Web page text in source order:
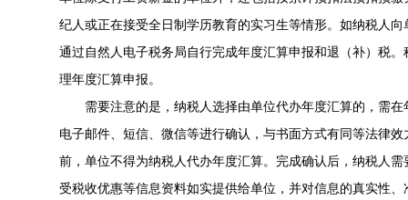
纪人或正在接受全日制学历教育的实习生等情形。如纳税人
通过自然人电子税务局自行完成年度汇算申报和退（补）税
理年度汇算申报。
需要注意的是，纳税人选择由单位代办年度汇算的，需
电子邮件、短信、微信等进行确认，与书面方式有同等法律
前，单位不得为纳税人代办年度汇算。完成确认后，纳税人
受税收优惠等信息资料如实提供给单位，并对信息的真实性